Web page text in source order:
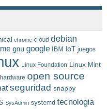
chrome cloud debian
gnu google IBM IoT juegos
Linux Foundation Linux Mint
open source
seguridad snappy
SysAdmin systemd tecnologia